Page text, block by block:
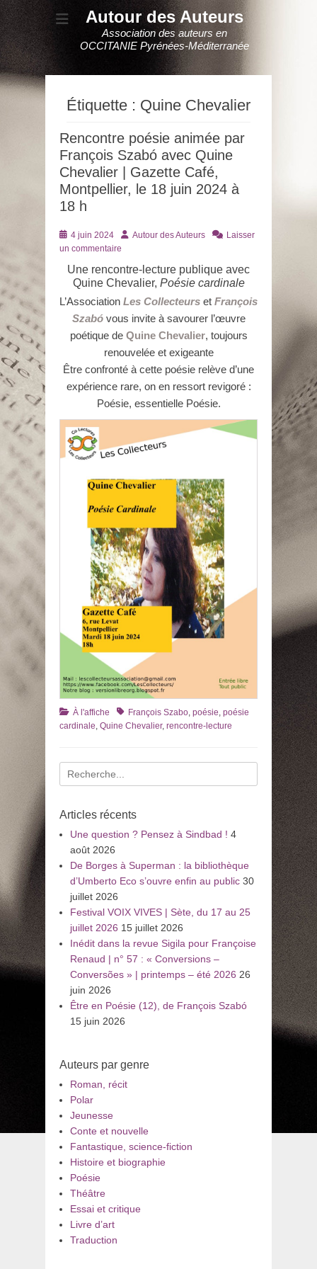
Autour des Auteurs
Association des auteurs en
OCCITANIE Pyrénées-Méditerranée
Étiquette : Quine Chevalier
Rencontre poésie animée par
François Szabó avec Quine
Chevalier | Gazette Café,
Montpellier, le 18 juin 2024 à
18 h
Posté
le
4 juin 2024 AuteurAutour des Auteurs
Laisser
un commentaire
Une rencontre-lecture publique avec
Quine Chevalier, Poésie cardinale
L’Association Les Collecteurs et François
Szabóvous invite à savourer l’œuvre
poétique de Quine Chevalier, toujours
renouvelée et exigeante
Être confronté à cette poésie relève d’une
expérience rare, on en ressort revigoré :
Poésie, essentielle Poésie.
Catégories
À l'affiche TagsFrançois Szabo, poésie, poésie
cardinale, Quine Chevalier, rencontre-lecture
Recherche
pour
Articles récents
Une question ? Pensez à Sindbad ! 4
août 2026
De Borges à Superman : la bibliothèque
d’Umberto Eco s’ouvre enfin au public 30
juillet 2026
Festival VOIX VIVES | Sète, du 17 au 25
juillet 2026 15 juillet 2026
Inédit dans la revue Sigila pour Françoise
Renaud | n° 57 : « Conversions –
Conversões » | printemps – été 2026 26
juin 2026
Être en Poésie (12), de François Szabó
15 juin 2026
Auteurs par genre
Roman, récit
Polar
Jeunesse
Conte et nouvelle
Fantastique, science-fiction
Histoire et biographie
Poésie
Théâtre
Essai et critique
Livre d’art
Traduction